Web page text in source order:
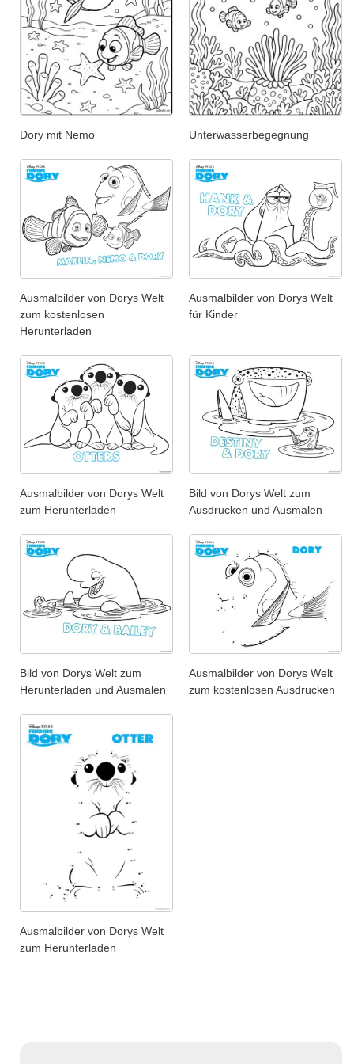
Dory mit Nemo Unterwasserbegegnung
Ausmalbilder von Dorys Welt
zum kostenlosen
Herunterladen
Ausmalbilder von Dorys Welt
für Kinder
Ausmalbilder von Dorys Welt
zum Herunterladen
Bild von Dorys Welt zum
Ausdrucken und Ausmalen
Bild von Dorys Welt zum
Herunterladen und Ausmalen
Ausmalbilder von Dorys Welt
zum kostenlosen Ausdrucken
Ausmalbilder von Dorys Welt
zum Herunterladen